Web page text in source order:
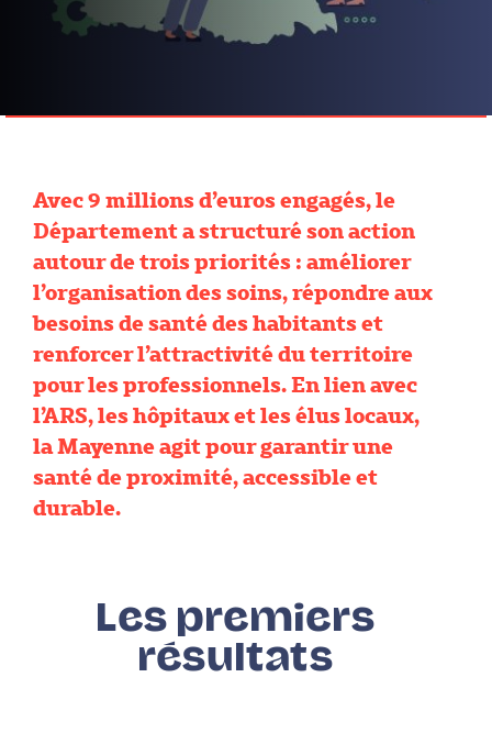
Avec 9 millions d’euros engagés, le
Département a structuré son action
autour de trois priorités : améliorer
l’organisation des soins, répondre aux
besoins de santé des habitants et
renforcer l’attractivité du territoire
pour les professionnels. En lien avec
l’ARS, les hôpitaux et les élus locaux,
la Mayenne agit pour garantir une
santé de proximité, accessible et
durable.
Les premiers
résultats